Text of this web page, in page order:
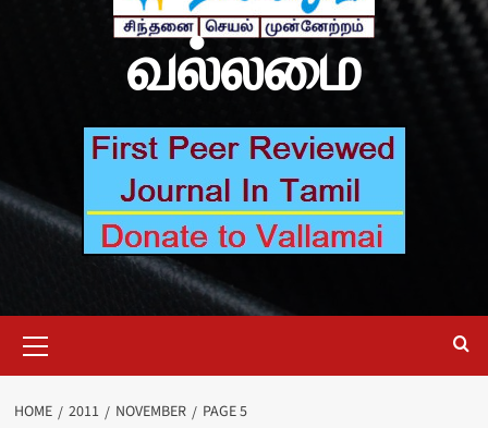
வல்லமை
Menu
HOME 2011 NOVEMBER PAGE 5